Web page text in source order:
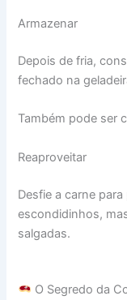
Armazenar
Depois de fria,
fechado na
Também pode ser
Reaproveitar
Desfie a carne
escondidinhos,
salgadas.
O Segredo da